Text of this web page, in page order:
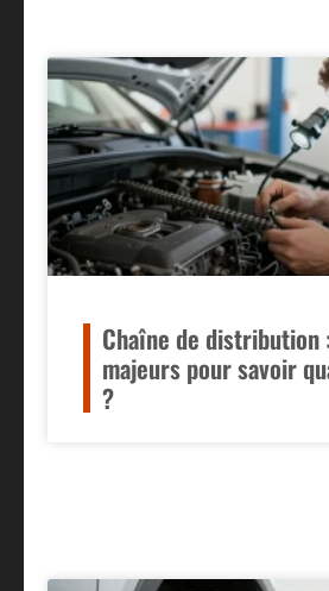
Chaîne de distribution
majeurs pour savoir
?